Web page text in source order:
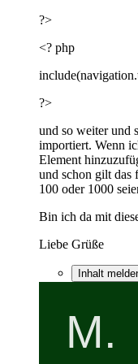
?>
<? php
?>
und so weiter und
importiert. Wenn
Element
und schon gilt das
100 oder 1000
Bin ich da mit
Liebe Grüße
Inhalt